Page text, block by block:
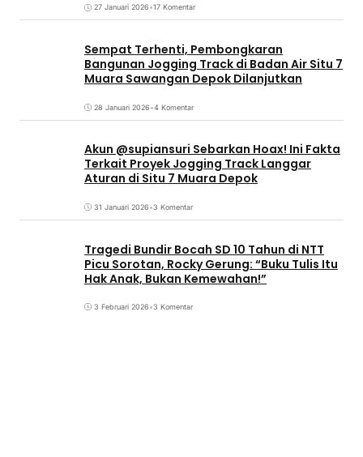
27 Januari 2026•17 Komentar
Sempat Terhenti, Pembongkaran
Bangunan Jogging Track di Badan Air Situ 7
Muara Sawangan Depok Dilanjutkan
28 Januari 2026•4 Komentar
Akun @supiansuri Sebarkan Hoax! Ini Fakta
Terkait Proyek Jogging Track Langgar
Aturan di Situ 7 Muara Depok
31 Januari 2026•3 Komentar
Tragedi Bundir Bocah SD 10 Tahun di NTT
Picu Sorotan, Rocky Gerung: “Buku Tulis Itu
Hak Anak, Bukan Kemewahan!”
3 Februari 2026•3 Komentar